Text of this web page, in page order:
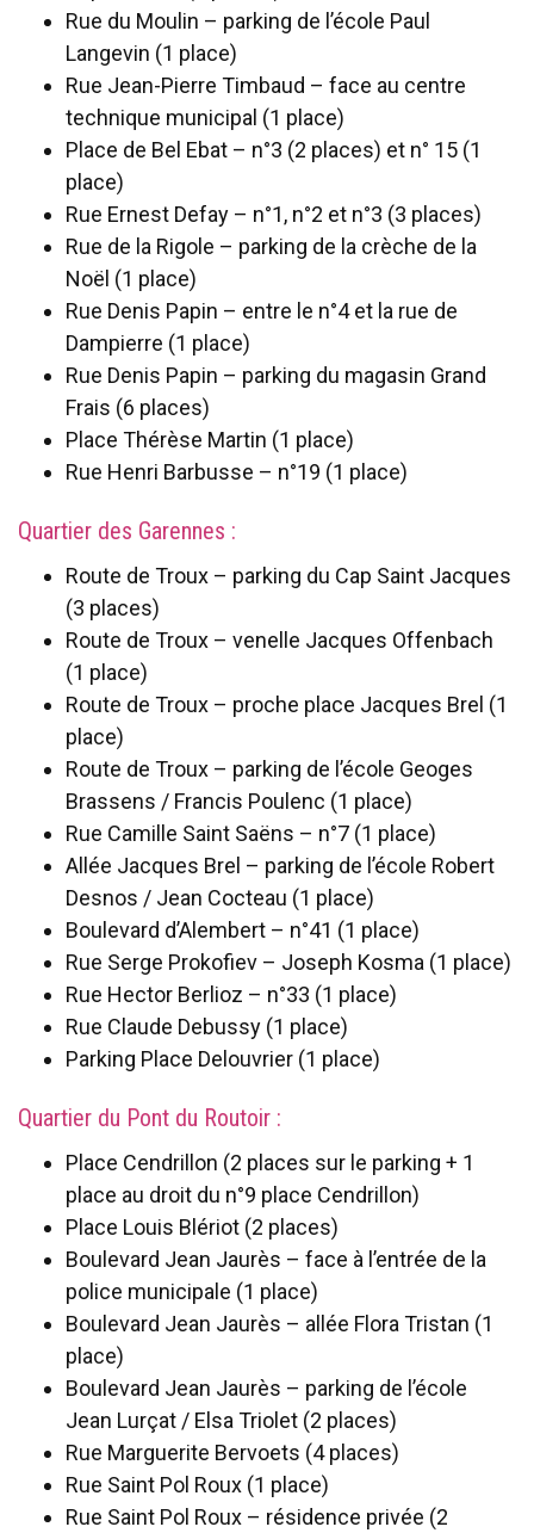
Rue du Moulin – parking de l’école Paul
Langevin (1 place)
Rue Jean-Pierre Timbaud – face au centre
technique municipal (1 place)
Place de Bel Ebat – n°3 (2 places) et n° 15 (1
place)
Rue Ernest Defay – n°1, n°2 et n°3 (3 places)
Rue de la Rigole – parking de la crèche de la
Noël (1 place)
Rue Denis Papin – entre le n°4 et la rue de
Dampierre (1 place)
Rue Denis Papin – parking du magasin Grand
Frais (6 places)
Place Thérèse Martin (1 place)
Rue Henri Barbusse – n°19 (1 place)
Quartier des Garennes :
Route de Troux – parking du Cap Saint Jacques
(3 places)
Route de Troux – venelle Jacques Offenbach
(1 place)
Route de Troux – proche place Jacques Brel (1
place)
Route de Troux – parking de l’école Geoges
Brassens / Francis Poulenc (1 place)
Rue Camille Saint Saëns – n°7 (1 place)
Allée Jacques Brel – parking de l’école Robert
Desnos / Jean Cocteau (1 place)
Boulevard d’Alembert – n°41 (1 place)
Rue Serge Prokofiev – Joseph Kosma (1 place)
Rue Hector Berlioz – n°33 (1 place)
Rue Claude Debussy (1 place)
Parking Place Delouvrier (1 place)
Quartier du Pont du Routoir :
Place Cendrillon (2 places sur le parking + 1
place au droit du n°9 place Cendrillon)
Place Louis Blériot (2 places)
Boulevard Jean Jaurès – face à l’entrée de la
police municipale (1 place)
Boulevard Jean Jaurès – allée Flora Tristan (1
place)
Boulevard Jean Jaurès – parking de l’école
Jean Lurçat / Elsa Triolet (2 places)
Rue Marguerite Bervoets (4 places)
Rue Saint Pol Roux (1 place)
Rue Saint Pol Roux – résidence privée (2